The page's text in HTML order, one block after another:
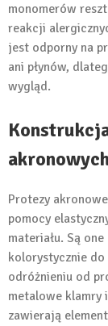
monomerów
reakcji
jest odporny na
ani płynów,
wygląd.
Protezy
pomocy
materiału. Są
kolorystycznie do
odróżnieniu od
metalowe klamry
zawierają